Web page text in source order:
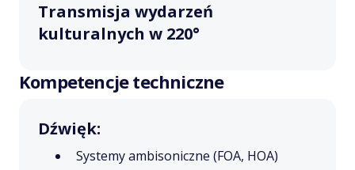
Transmisja wydarzeń
kulturalnych w 220°
Kompetencje techniczne
Dźwięk:
Systemy ambisoniczne (FOA, HOA)